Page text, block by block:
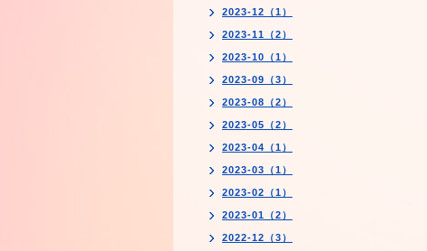
2023-12（1）
2023-11（2）
2023-10（1）
2023-09（3）
2023-08（2）
2023-05（2）
2023-04（1）
2023-03（1）
2023-02（1）
2023-01（2）
2022-12（3）